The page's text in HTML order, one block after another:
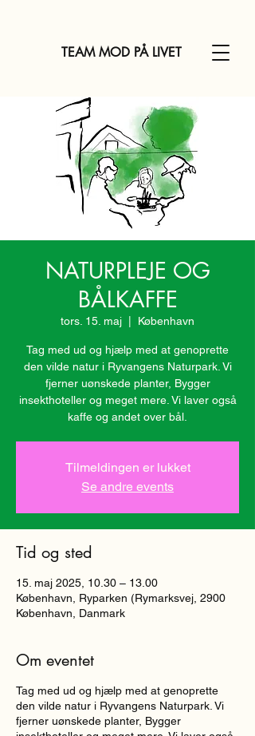
TEAM MOD PÅ LIVET
NATURPLEJE OG
BÅLKAFFE
tors. 15. maj København
Tag med ud og hjælp med at genoprette
den vilde natur i Ryvangens Naturpark. Vi
fjerner uønskede planter, Bygger
insekthoteller og meget mere. Vi laver også
kaffe og andet over bål.
Tilmeldingen er lukket
Se andre events
Tid og sted
15. maj 2025, 10.30 – 13.00
København, Ryparken (Rymarksvej, 2900
København, Danmark
Om eventet
Tag med ud og hjælp med at genoprette
den vilde natur i Ryvangens Naturpark. Vi
fjerner uønskede planter, Bygger